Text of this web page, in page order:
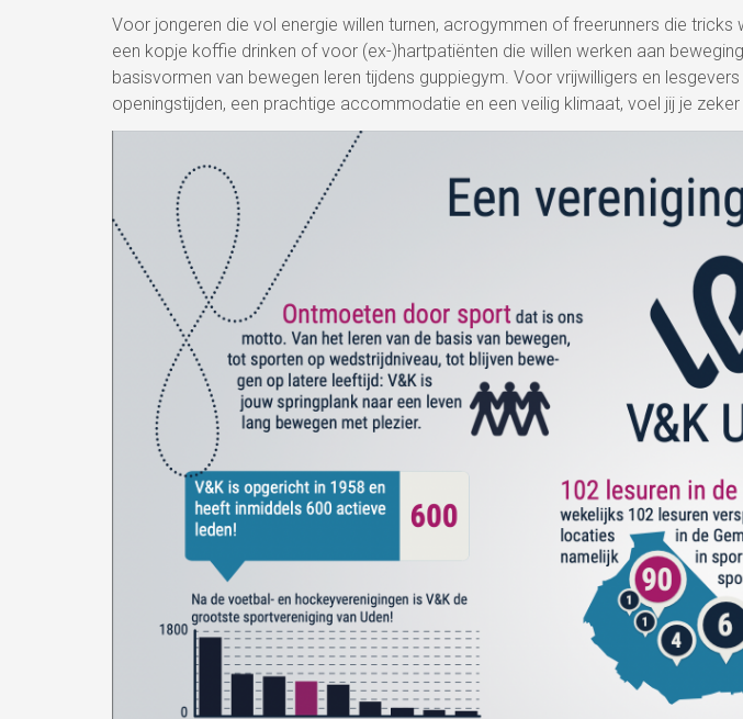
Voor jongeren die vol energie willen turnen, acrogymmen of freerunners die
een kopje koffie drinken of voor (ex-)hartpatiënten die willen werken aan
basisvormen van bewegen leren tijdens guppiegym. Voor vrijwilligers en
openingstijden, een prachtige accommodatie en een veilig klimaat, voel jij je zeker